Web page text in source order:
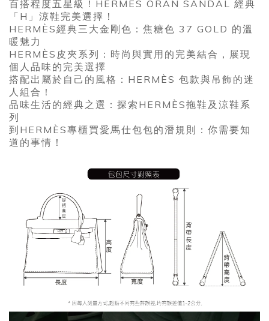
百搭程度五星級！HERMÈS ORAN SANDAL 經典
「H」涼鞋完美選擇！
HERMÈS經典三大金剛色：焦糖色 37 GOLD 的溫
暖魅力
HERMÈS皮夾系列：時尚與實用的完美結合，展現
個人品味的完美選擇
搭配出屬於自己的風格：HERMÈS 包款與吊飾的迷
人組合！
品味生活的經典之選：探索HERMÈS拖鞋及涼鞋系
列
到HERMÈS專櫃買愛馬仕包包的潛規則：你需要知
道的事情！